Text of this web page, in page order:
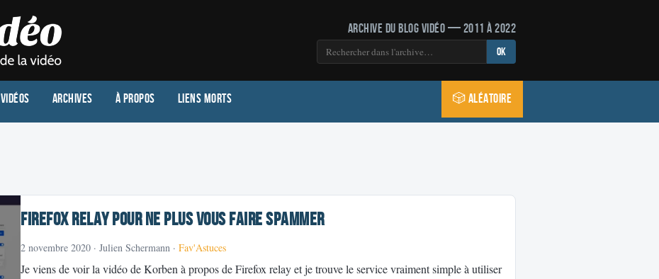
Archive du blog vidéo — 2011 à 2022
OK
Vidéos Archives À propos Liens morts 🎲 Aléatoire
Firefox Relay pour ne plus vous faire spammer
2 novembre 2020 · Julien Schermann · Fav'Astuces
Je viens de voir la vidéo de Korben à propos de Firefox relay et je trouve le service vraiment simple à utiliser